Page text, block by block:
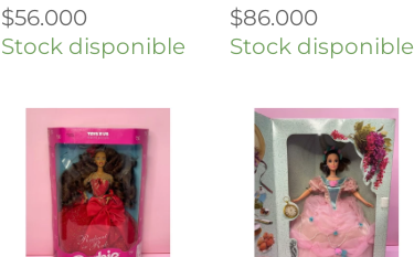
$56.000
Stock disponible
$86.000
Stock disponible